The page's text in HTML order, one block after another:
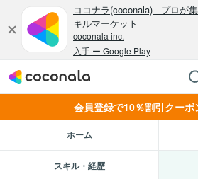
会員登録で10％割引クーポ
ホーム
スキル・経歴